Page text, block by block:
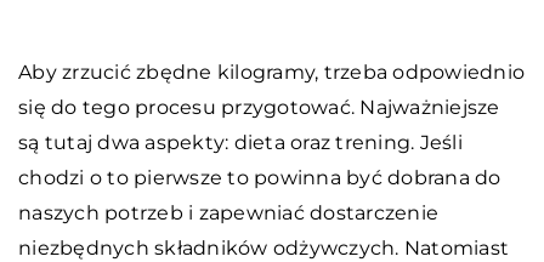
Aby zrzucić zbędne kilogramy, trzeba odpowiednio
się do tego procesu przygotować. Najważniejsze
są tutaj dwa aspekty: dieta oraz trening. Jeśli
chodzi o to pierwsze to powinna być dobrana do
naszych potrzeb i zapewniać dostarczenie
niezbędnych składników odżywczych. Natomiast